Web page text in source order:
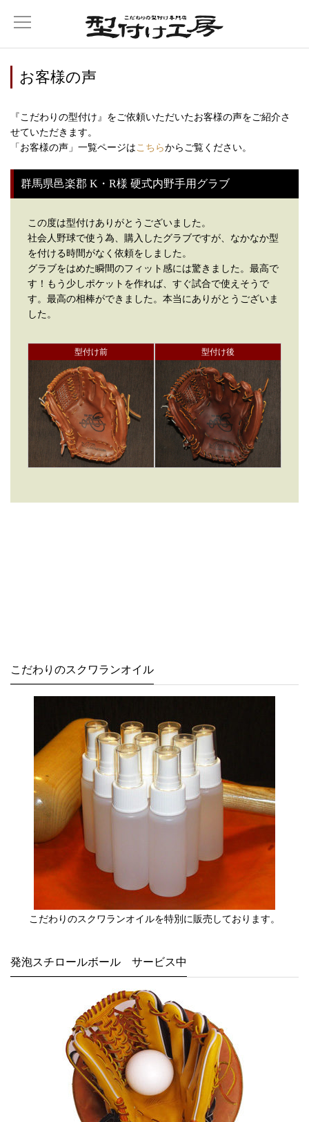
お客様の声
『こだわりの型付け』をご依頼いただいたお客様の声をご紹介さ
せていただきます。
「お客様の声」一覧ページはこちらからご覧ください。
群馬県邑楽郡 K・R様 硬式内野手用グラブ
この度は型付けありがとうございました。
社会人野球で使う為、購入したグラブですが、なかなか型
を付ける時間がなく依頼をしました。
グラブをはめた瞬間のフィット感には驚きました。最高で
す！もう少しポケットを作れば、すぐ試合で使えそうで
す。最高の相棒ができました。本当にありがとうございま
した。
型付け前 型付け後
こだわりのスクワランオイル
こだわりのスクワランオイルを特別に販売しております。
発泡スチロールボール サービス中